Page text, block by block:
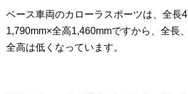
ベース車両のカローラスポーツは、全長
1,790mm×全高1,460mmですから、全長
全高は低くなっています。